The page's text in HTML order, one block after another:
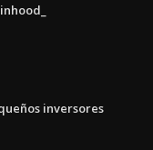
inversores